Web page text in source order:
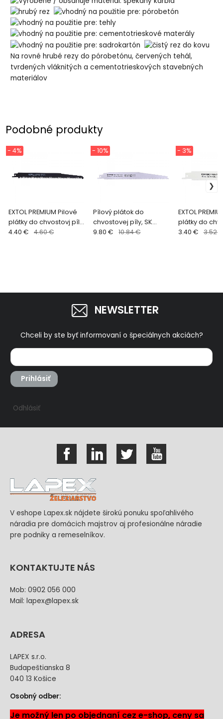
Na rovné hrubé rezy do pórobetónu, červených tehál,
tvrdených vláknitých a cementotrieskových stavebných
materiálov
Podobné produkty
EXTOL PREMIUM Pilové
plátky do chvostovj píly
3ks, HSC, 200x19x1,27mm
- 4%
4.40 € 4.60 €
Pílový plátok do
chvostovej píly, SK
plátky, 228x24x1,25mm
- 10%
9.80 € 10.84 €
EXTOL
plátky do
3ks, BiM,
- 3%
3.40 € 3.52 €
NEWSLETTER
Chceli by ste byť informovaní o špeciálnych akciách?
Prihlásiť
Odhlásiť
V eshope Lapex.sk nájdete širokú ponuku spoľahlivého
náradia pre domácich majstrov aj profesionálne náradie
pre podniky a remeselníkov.
KONTAKTUJTE NÁS
Mob: 0902 056 000
Mail: lapex@lapex.sk
ADRESA
LAPEX s.r.o.
Budapeštianska 8
040 13 Košice
Osobný odber:
Je možný len po objednaní cez e-shop, ceny sa